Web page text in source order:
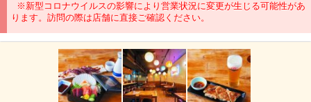
※新型コロナウイルスの影響により営業状況に変更が生じる可能性があ
ります。訪問の際は店舗に直接ご確認ください。